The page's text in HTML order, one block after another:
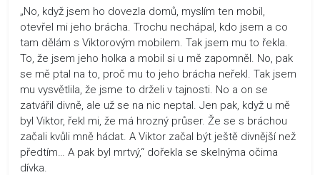
„No, když jsem ho dovezla domů, myslím ten mobil,
otevřel mi jeho brácha. Trochu nechápal, kdo jsem a co
tam dělám s Viktorovým mobilem. Tak jsem mu to řekla.
To, že jsem jeho holka a mobil si u mě zapomněl. No, pak
se mě ptal na to, proč mu to jeho brácha neřekl. Tak jsem
mu vysvětlila, že jsme to drželi v tajnosti. No a on se
zatvářil divně, ale už se na nic neptal. Jen pak, když u mě
byl Viktor, řekl mi, že má hrozný průser. Že se s bráchou
začali kvůli mně hádat. A Viktor začal být ještě divnější než
předtím… A pak byl mrtvý,“ dořekla se skelnýma očima
dívka.